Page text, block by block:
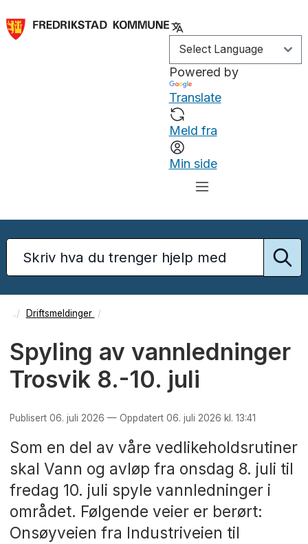
Powered by
Translate
Meld fra
Min side
Driftsmeldinger
Spyling av vannledninger
Trosvik 8.-10. juli
Publisert 06. juli 2026 — Oppdatert 06. juli 2026 kl. 13:41
Som en del av våre vedlikeholdsrutiner
skal Vann og avløp fra onsdag 8. juli til
fredag 10. juli spyle vannledninger i
området. Følgende veier er berørt:
Onsøyveien fra Industriveien til